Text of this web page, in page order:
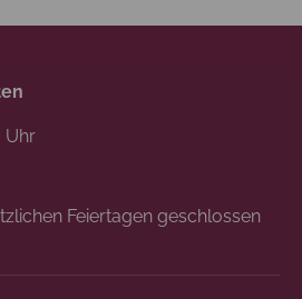
Uhr
Feiertagen geschlossen